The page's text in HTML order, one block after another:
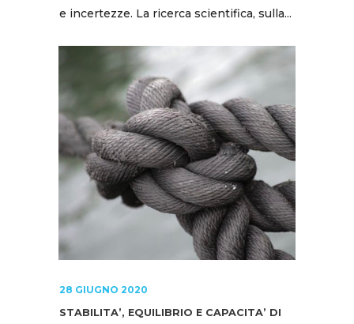
e incertezze. La ricerca scientifica, sulla...
28 GIUGNO 2020
STABILITA’, EQUILIBRIO E CAPACITA’ DI